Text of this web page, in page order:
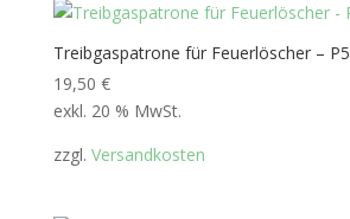
Treibgaspatrone für Feuerlöscher – P5
19,50 €
exkl. 20 % MwSt.
zzgl. Versandkosten